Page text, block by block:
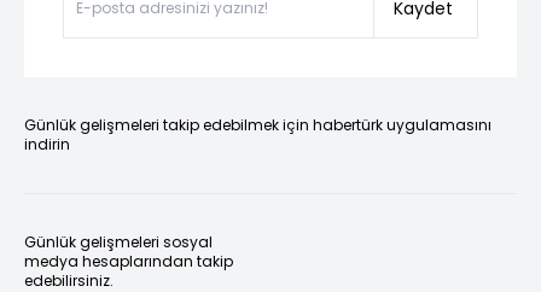
Kaydet
Günlük gelişmeleri takip edebilmek için habertürk uygulamasını
indirin
Günlük gelişmeleri sosyal
medya hesaplarından takip
edebilirsiniz.